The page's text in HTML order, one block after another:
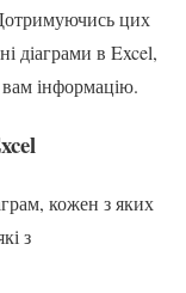
цих
діаграми в Excel,
інформацію.
кожен з яких
з